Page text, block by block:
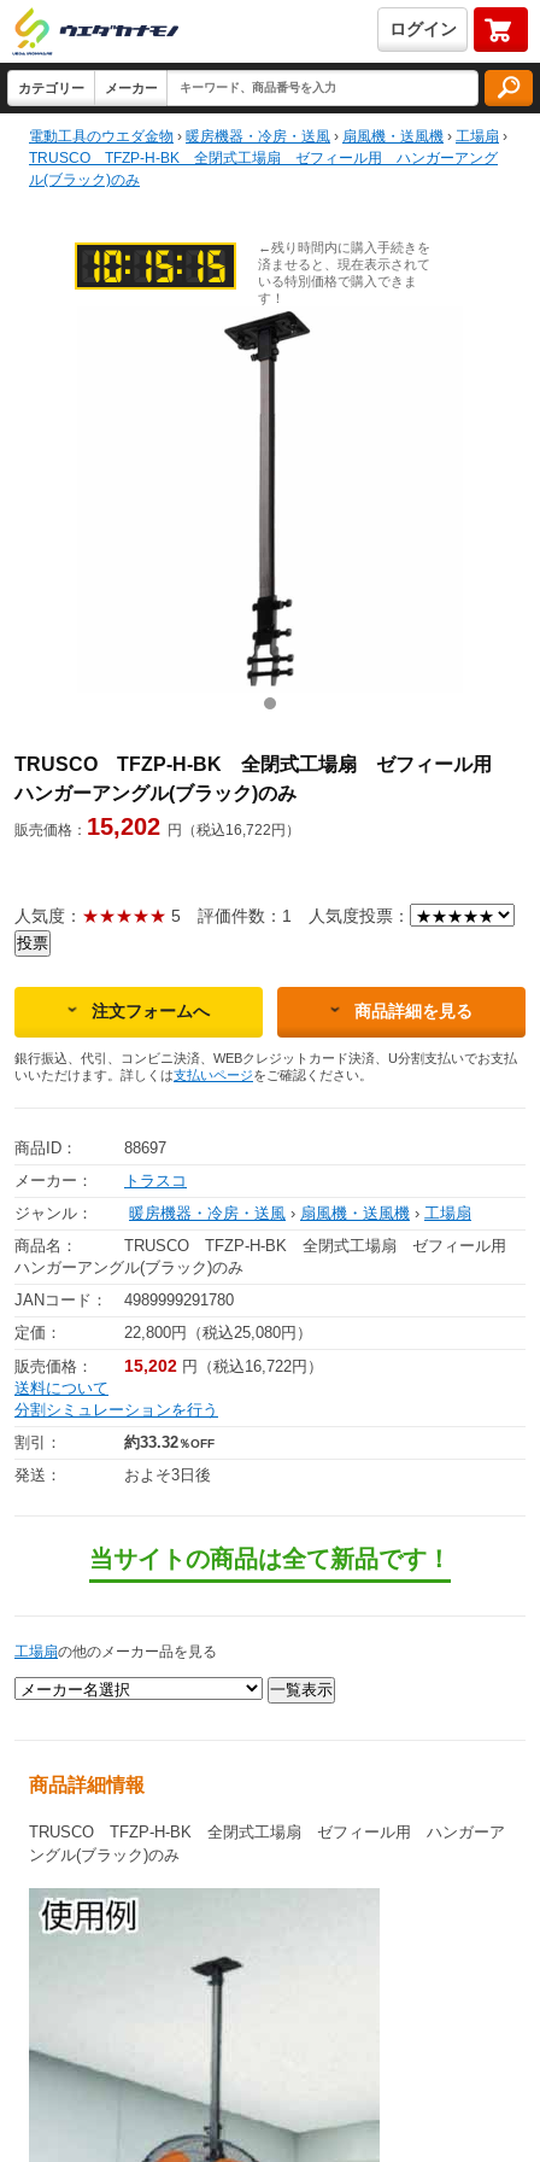
ログイン
電動工具のウエダ金物 › 暖房機器・冷房・送風 › 扇風機・送風機 › 工場扇 ›
TRUSCO TFZP-H-BK 全閉式工場扇 ゼフィール用 ハンガーアング
ル(ブラック)のみ
←残り時間内に購入手続きを
済ませると、現在表示されて
いる特別価格で購入できま
す！
TRUSCO TFZP-H-BK 全閉式工場扇 ゼフィール用
ハンガーアングル(ブラック)のみ
販売価格： 15,202 円（税込16,722円）
人気度： ★★★★★ 5 評価件数：1 人気度投票：
注文フォームへ 商品詳細を見る
銀行振込、代引、コンビニ決済、WEBクレジットカード決済、U分割支払いでお支払
いいただけます。詳しくは支払いページをご確認ください。
商品ID：
88697
メーカー：
トラスコ
ジャンル：
暖房機器・冷房・送風 › 扇風機・送風機 › 工場扇
商品名：
TRUSCO TFZP-H-BK 全閉式工場扇 ゼフィール用
ハンガーアングル(ブラック)のみ
JANコード：
4989999291780
定価：
22,800円（税込25,080円）
販売価格：
15,202 円（税込16,722円）
送料について
分割シミュレーションを行う
割引：
約33.32％OFF
発送： およそ3日後
当サイトの商品は全て新品です！
工場扇の他のメーカー品を見る
商品詳細情報
TRUSCO TFZP-H-BK 全閉式工場扇 ゼフィール用 ハンガーア
ングル(ブラック)のみ